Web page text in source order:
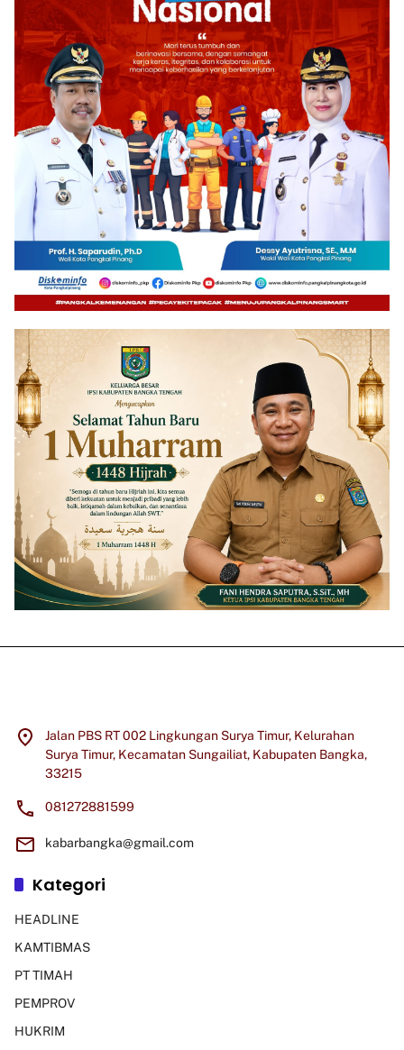
Jalan PBS RT 002 Lingkungan Surya Timur, Kelurahan
Surya Timur, Kecamatan Sungailiat, Kabupaten Bangka,
33215
081272881599
kabarbangka@gmail.com
Kategori
HEADLINE
KAMTIBMAS
PT TIMAH
PEMPROV
HUKRIM